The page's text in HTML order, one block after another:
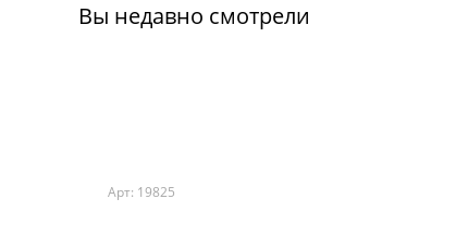
Вы недавно смотрели
Арт: 19825